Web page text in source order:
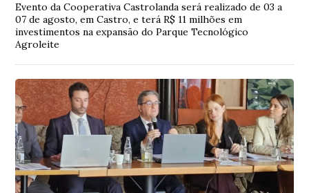
Evento da Cooperativa Castrolanda será realizado de 03 a
07 de agosto, em Castro, e terá R$ 11 milhões em
investimentos na expansão do Parque Tecnológico
Agroleite